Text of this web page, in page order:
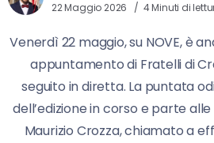
22 Maggio 2026 4 Minuti di
Venerdì 22 maggio, su NOVE, è
appuntamento di Fratelli di
seguito in diretta. La puntata
dell’edizione in corso e parte
Maurizio Crozza, chiamato a